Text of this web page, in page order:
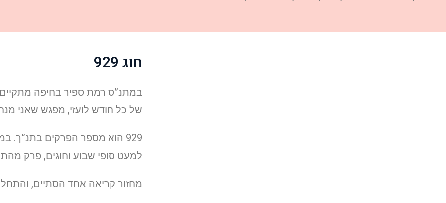
חוג 929
במתנ”ס רמת ספיר בחיפה
של כל חודש לועזי, מפגש שאני
929 הוא מספר הפרקים בתנ”ך.
למעט סופי שבוע וחוגים, פרק
מחזור קריאה אחד הסתיים,